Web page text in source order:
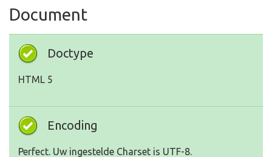
Document
Doctype
HTML 5
Encoding
Perfect. Uw ingestelde Charset is UTF-8.